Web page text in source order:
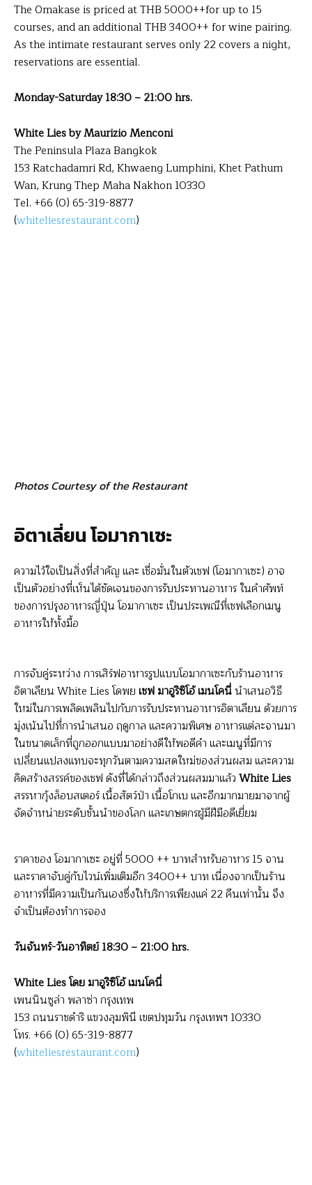
The Omakase is priced at THB 5000++for up to 15
courses, and an additional THB 3400++ for wine pairing.
As the intimate restaurant serves only 22 covers a night,
reservations are essential.
Monday-Saturday 18:30 – 21:00 hrs.
White Lies by Maurizio Menconi
The Peninsula Plaza Bangkok
153 Ratchadamri Rd, Khwaeng Lumphini, Khet Pathum
Wan, Krung Thep Maha Nakhon 10330
Tel. +66 (0) 65-319-8877
(whiteliesrestaurant.com)
Photos Courtesy of the Restaurant
อิตาเลี่ยน โอมากาเซะ
ความไว้ใจเป็นสิ่งที่สำคัญ และ เชื่อมั่นในตัวเชฟ (โอมากาเซะ) อาจ
เป็นตัวอย่างที่เห็นได้ชัดเจนของการรับประทานอาหาร ในคำศัพท์
ของการปรุงอาหารญี่ปุ่น โอมากาเซะ เป็นประเพณีที่เชฟเลือกเมนู
อาหารให้ทั้งมื้อ
การจับคู่ระหว่าง การเสิร์ฟอาหารรูปแบบโอมากาเซะกับร้านอาหาร
อิตาเลียน White Lies โดพย เชฟ มาอูริซิโอ้ เมนโคนี่ นำเสนอวิธี
ใหม่ในการเพลิดเพลินไปกับการรับประทานอาหารอิตาเลียน ด้วยการ
มุ่งเน้นไปที่การนำเสนอ ฤดูกาล และความพิเศษ อาหารแต่ละจานมา
ในขนาดเล็กที่ถูกออกแบบมาอย่างดีให้พอดีคำ และเมนูที่มีการ
เปลี่ยนแปลงแทบจะทุกวันตามความสดใหม่ของส่วนผสม และความ
คิดสร้างสรรค์ของเชฟ ดังที่ได้กล่าวถึงส่วนผสมมาแล้ว White Lies
สรรหากุ้งล็อบสเตอร์ เนื้อสัตว์ป่า เนื้อโกเบ และอีกมากมายมาจากผู้
จัดจำหน่ายระดับชั้นนำของโลก และเกษตกรผู้มีฝีมือดีเยี่ยม
ราคาของ โอมากาเซะ อยู่ที่ 5000 ++ บาทสำหรับอาหาร 15 จาน
และราคาจับคู่กับไวน์เพิ่มเติมอีก 3400++ บาท เนื่องจากเป็นร้าน
อาหารที่มีความเป็นกันเองซึ่งให้บริการเพียงแค่ 22 คืนเท่านั้น จึง
จำเป็นต้องทำการจอง
วันจันทร์-วันอาทิตย์ 18:30 – 21:00 hrs.
White Lies โดย มาอูริซิโอ้ เมนโคนี่
เพนนินซูล่า พลาซ่า กรุงเทพ
153 ถนนราชดำริ แขวงลุมพินี เขตปทุมวัน กรุงเทพฯ 10330
โทร. +66 (0) 65-319-8877
(whiteliesrestaurant.com)